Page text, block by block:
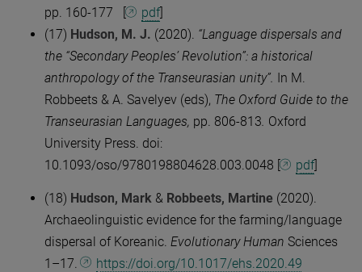
pp. 160-177 [
pdf]
(17) Hudson, M. J. (2020). “Language dispersals and
the “Secondary Peoples’ Revolution”: a historical
anthropology of the Transeurasian unity”. In M.
Robbeets & A. Savelyev (eds), The Oxford Guide to the
Transeurasian Languages, pp. 806-813. Oxford
University Press. doi:
10.1093/oso/9780198804628.003.0048 [
pdf]
(18) Hudson, Mark & Robbeets, Martine (2020).
Archaeolinguistic evidence for the farming/language
dispersal of Koreanic. Evolutionary Human Sciences
1–17.
https://doi.org/10.1017/ehs.2020.49